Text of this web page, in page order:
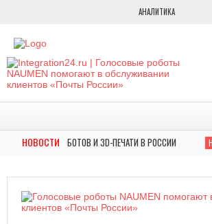
АНАЛИТИКА
НОВОСТИ
РОБОТОВ И 3D-ПЕЧАТИ В РОССИИ НОВОСТИ